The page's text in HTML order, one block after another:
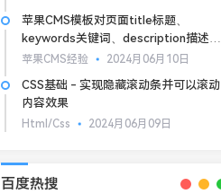
苹果CMS模板对页面title标题、
keywords关键词、description描述的
基本SEO优化
苹果CMS经验 2024月06月10日
CSS基础 - 实现隐藏滚动条并可以滚动
内容效果
Html/Css 2024月06月09日
百度热搜